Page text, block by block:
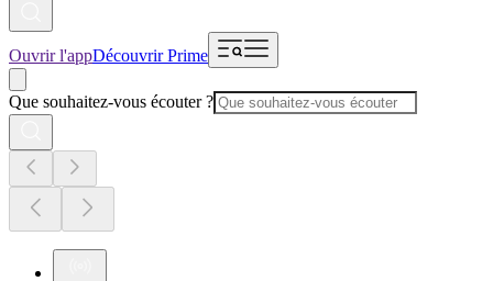
Ouvrir l'appDécouvrir Prime
Que souhaitez-vous écouter ?